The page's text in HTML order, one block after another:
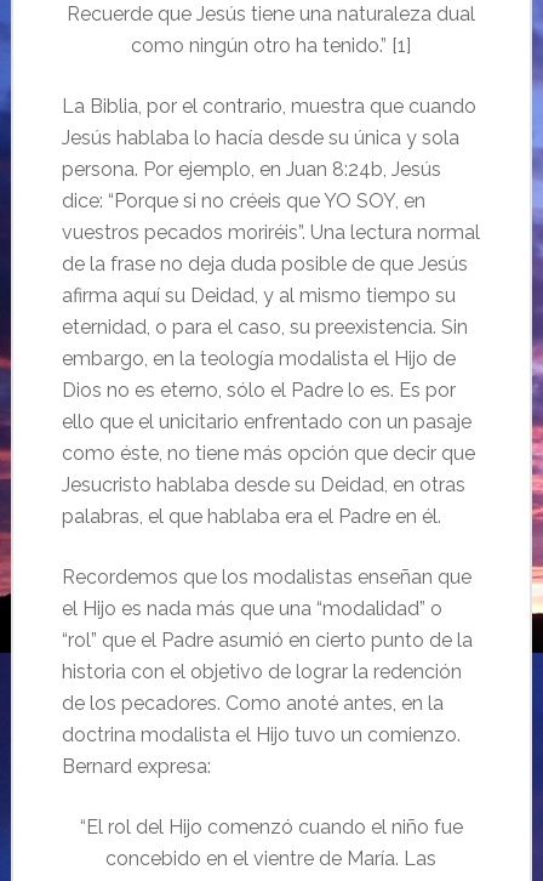
Recuerde que Jesús tiene una naturaleza dual
como ningún otro ha tenido.” [1]
La Biblia, por el contrario, muestra que cuando
Jesús hablaba lo hacía desde su única y sola
persona. Por ejemplo, en Juan 8:24b, Jesús
dice: “Porque si no créeis que YO SOY, en
vuestros pecados moriréis”. Una lectura normal
de la frase no deja duda posible de que Jesús
afirma aquí su Deidad, y al mismo tiempo su
eternidad, o para el caso, su preexistencia. Sin
embargo, en la teología modalista el Hijo de
Dios no es eterno, sólo el Padre lo es. Es por
ello que el unicitario enfrentado con un pasaje
como éste, no tiene más opción que decir que
Jesucristo hablaba desde su Deidad, en otras
palabras, el que hablaba era el Padre en él.
Recordemos que los modalistas enseñan que
el Hijo es nada más que una “modalidad” o
“rol” que el Padre asumió en cierto punto de la
historia con el objetivo de lograr la redención
de los pecadores. Como anoté antes, en la
doctrina modalista el Hijo tuvo un comienzo.
Bernard expresa:
“El rol del Hijo comenzó cuando el niño fue
concebido en el vientre de María. Las